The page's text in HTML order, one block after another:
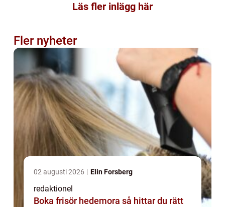
Läs fler inlägg här
Fler nyheter
02 augusti 2026 Elin Forsberg
redaktionel
Boka frisör hedemora så hittar du rätt